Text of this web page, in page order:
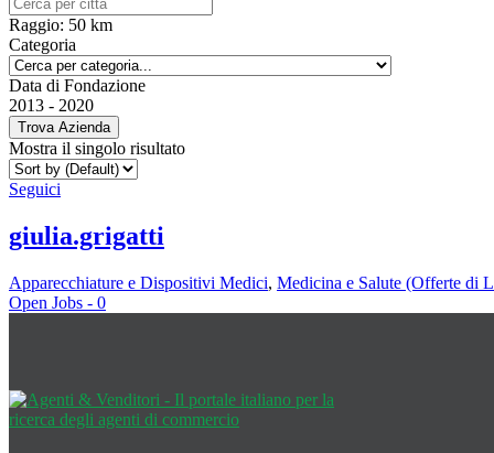
Raggio: 50 km
Categoria
Data di Fondazione
2013 - 2020
Trova Azienda
Mostra il singolo risultato
Seguici
giulia.grigatti
Apparecchiature e Dispositivi Medici, Medicina e Salute (Offerte di
Open Jobs - 0